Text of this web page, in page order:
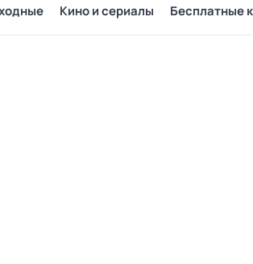
Кино и сериалы Бесплатные